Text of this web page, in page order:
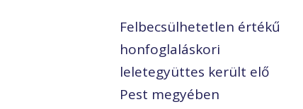
Felbecsülhetetlen értékű
honfoglaláskori
leletegyüttes került elő
Pest megyében